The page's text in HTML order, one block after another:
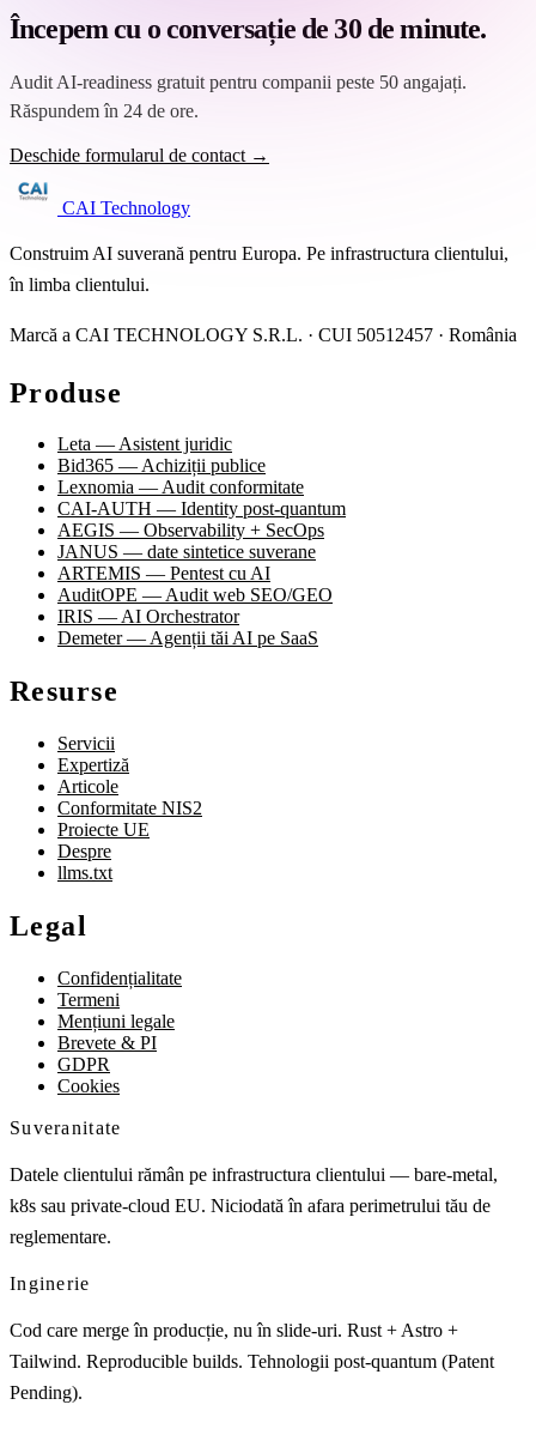
Începem cu o conversație de 30 de minute.
Audit AI-readiness gratuit pentru companii peste 50 angajați.
Răspundem în 24 de ore.
Deschide formularul de contact →
CAI Technology
Construim AI suverană pentru Europa. Pe infrastructura clientului,
în limba clientului.
Marcă a CAI TECHNOLOGY S.R.L. · CUI 50512457 · România
Produse
Leta — Asistent juridic
Bid365 — Achiziții publice
Lexnomia — Audit conformitate
CAI-AUTH — Identity post-quantum
AEGIS — Observability + SecOps
JANUS — date sintetice suverane
ARTEMIS — Pentest cu AI
AuditOPE — Audit web SEO/GEO
IRIS — AI Orchestrator
Demeter — Agenții tăi AI pe SaaS
Resurse
Servicii
Expertiză
Articole
Conformitate NIS2
Proiecte UE
Despre
llms.txt
Legal
Confidențialitate
Termeni
Mențiuni legale
Brevete & PI
GDPR
Cookies
Suveranitate
Datele clientului rămân pe infrastructura clientului — bare-metal,
k8s sau private-cloud EU. Niciodată în afara perimetrului tău de
reglementare.
Inginerie
Cod care merge în producție, nu în slide-uri. Rust + Astro +
Tailwind. Reproducible builds. Tehnologii post-quantum (Patent
Pending).